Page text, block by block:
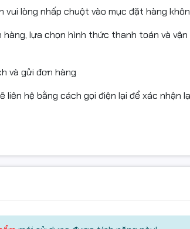
EU, Canada, Nhật Bản, Hàn Quốc,
không phai màu
gây lỗi hoặc ảnh hưởng đến trống in
đổi mới nhanh chóng
in ấn có nhu cầu in màu thường xuyên
vui lòng nhấp chuột vào mục đặt hàng
lựa chọn hình thức thanh toán và
và gửi đơn hàng
hệ bằng cách gọi điện lại để xác nhận